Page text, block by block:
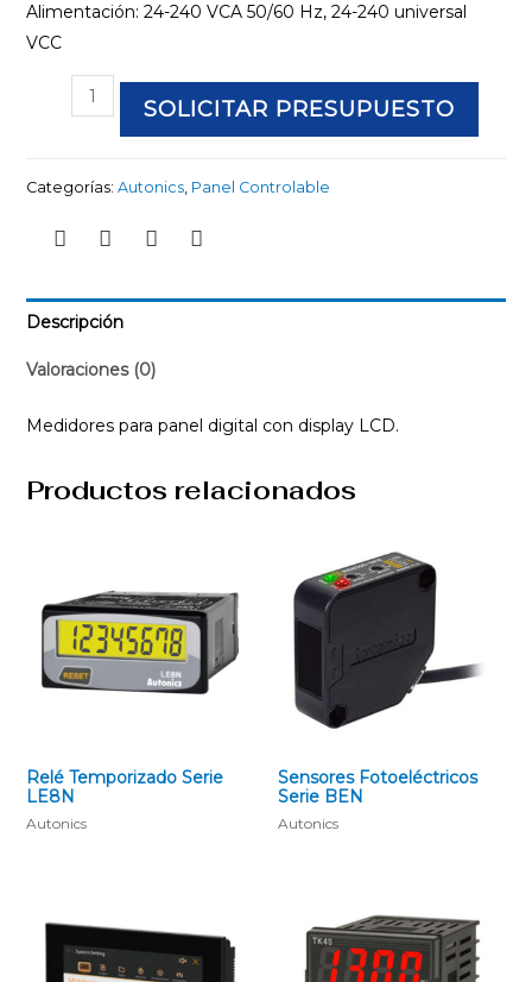
Alimentación: 24-240 VCA 50/60 Hz, 24-240 universal
VCC
SOLICITAR PRESUPUESTO
Categorías: Autonics, Panel Controlable
Descripción
Valoraciones (0)
Medidores para panel digital con display LCD.
Productos relacionados
Relé Temporizado Serie
LE8N
Autonics
Sensores Fotoeléctricos
Serie BEN
Autonics